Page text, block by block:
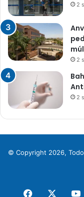
2
2
2
© Copyright 2026,
Facebook